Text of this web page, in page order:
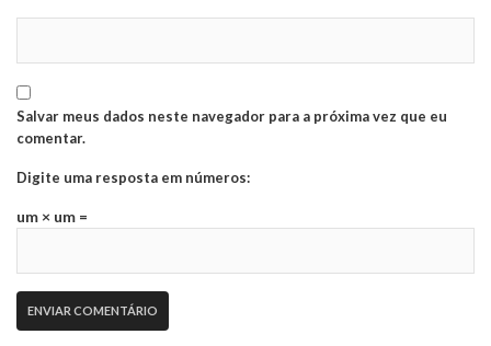
Salvar meus dados neste navegador para a próxima vez que eu
comentar.
Digite uma resposta em números:
um × um =